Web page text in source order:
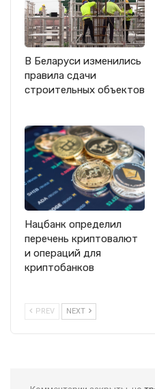
В Беларуси изменились
правила сдачи
строительных объектов
Нацбанк определил
перечень криптовалют
и операций для
криптобанков
PREV NEXT